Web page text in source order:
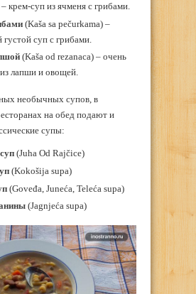
крем-суп из ячменя с грибами.
(Kaša sa pečurkama) –
суп с грибами.
(Kaša od rezanaca) – очень
лапши и овощей.
необычных супов, в
на обед подают и
супы:
(Juha Od Rajčice)
(Kokošija supa)
(Goveđa, Juneća, Teleća supa)
(Jagnjeća supa)